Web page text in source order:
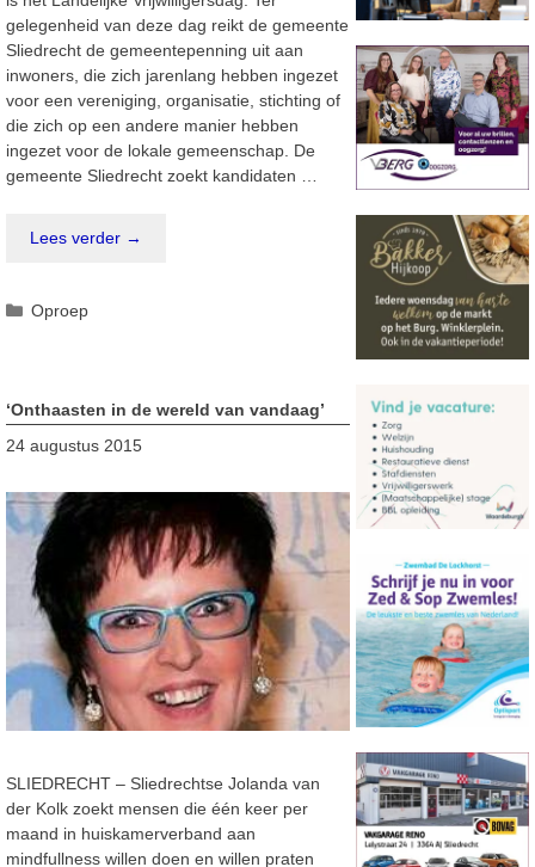
gelegenheid van deze dag reikt de gemeente
Sliedrecht de gemeentepenning uit aan
inwoners, die zich jarenlang hebben ingezet
voor een vereniging, organisatie, stichting of
die zich op een andere manier hebben
ingezet voor de lokale gemeenschap. De
gemeente Sliedrecht zoekt kandidaten …
Lees verder →
Categorieën
Oproep
‘Onthaasten in de wereld van vandaag’
24 augustus 2015
SLIEDRECHT – Sliedrechtse Jolanda van
der Kolk zoekt mensen die één keer per
maand in huiskamerverband aan
mindfullness willen doen en willen praten